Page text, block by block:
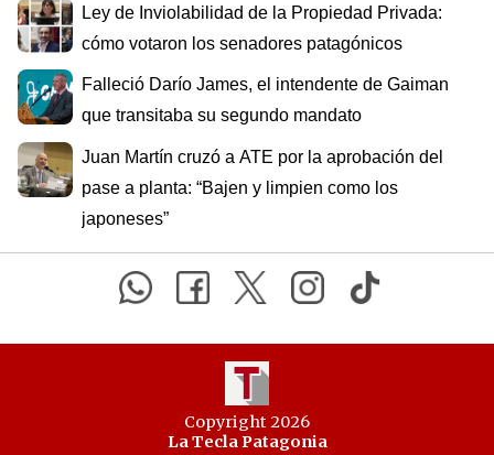
Ley de Inviolabilidad de la Propiedad Privada:
cómo votaron los senadores patagónicos
Falleció Darío James, el intendente de Gaiman
que transitaba su segundo mandato
Juan Martín cruzó a ATE por la aprobación del
pase a planta: “Bajen y limpien como los
japoneses”
Copyright 2026
La Tecla Patagonia